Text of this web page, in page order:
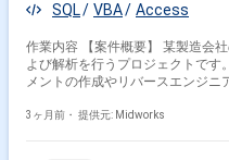
SQL
VBA Access
作業内容 【案件概要】 某製造会社の既存システムの保守運用、改修、お
よび解析を行うプロジェクトです。 Access VBAを用いてシステムドキュ
メントの作成やリバースエンジニ
打ち合わせに参加し、システムの現
3ヶ月前・ 提供元: Midworks